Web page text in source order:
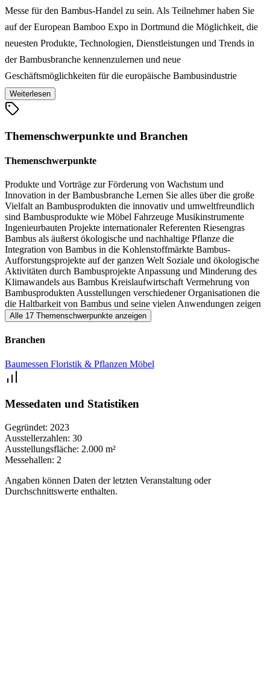
Messe für den Bambus-Handel zu sein. Als Teilnehmer haben Sie
auf der European Bamboo Expo in Dortmund die Möglichkeit, die
neuesten Produkte, Technologien, Dienstleistungen und Trends in
der Bambusbranche kennenzulernen und neue
Geschäftsmöglichkeiten für die europäische Bambusindustrie
erkunden. Ein zentraler Baustein der Bambus-Messe sind
informative und wissenschaftliche Vorträge von agierenden
auf der Bambus-Expo in aufschlussreichen Vorträgen und
Podiumsdiskussionen Themen wie die Integration von Bambus in
Regulierungsstandards für Importe und Exporte, sowie strukturelle
Anforderungen für das Bauwesen und innovative Produkte
vorstellen. Besonders wird die Bedeutung von Bambus für die
mögliche und erhebliche Minderung des CO im Klimakontext und
seinen Beitrag für den Schutz der Umwelt in verschiedenen
Bereichen betrachtet werden. Abgerundet werden die Bambustage
durch spannende Beispiele nachhaltiger Architektur mit dem schnell
nachwachsenden Gras. Hier bietet sich den Besuchern der European
Bamboo Expo in Dortmund die Möglichkeit, mit internationalen
Vertretern der Bambusbranche in Kontakt zu treten, Wissen
Workshops, in denen die Verarbeitung und Anwendung von
Bambus vermitteln, haben Interessierte die Möglichkeit, Wissen und
Kenntnisse zu erwerben. Die European Bamboo Expo in Dortmund
für Themen rund um den Bambus interessieren und daran
teilnehmen möchten.
Weiterlesen
Themenschwerpunkte und Branchen
Themenschwerpunkte
Produkte und Vorträge zur Förderung von Wachstum und
Innovation in der Bambusbranche Lernen Sie alles über die große
Vielfalt an Bambusprodukten die innovativ und umweltfreundlich
sind Bambusprodukte wie Möbel Fahrzeuge Musikinstrumente
Ingenieurbauten Projekte internationaler Referenten Riesengras
Bambus als äußerst ökologische und nachhaltige Pflanze die
Integration von Bambus in die Kohlenstoffmärkte Bambus-
Aufforstungsprojekte auf der ganzen Welt Soziale und ökologische
Aktivitäten durch Bambusprojekte Anpassung und Minderung des
Klimawandels aus Bambus Kreislaufwirtschaft Vermehrung von
Bambusprodukten Ausstellungen verschiedener Organisationen die
die Haltbarkeit von Bambus und seine vielen Anwendungen zeigen
Alle 17 Themenschwerpunkte anzeigen
Branchen
Baumessen Floristik & Pflanzen Möbel
Messedaten und Statistiken
Gegründet: 2023
Ausstellerzahlen: 30
Ausstellungsfläche: 2.000 m²
Messehallen: 2
Angaben können Daten der letzten Veranstaltung oder
Durchschnittswerte enthalten.